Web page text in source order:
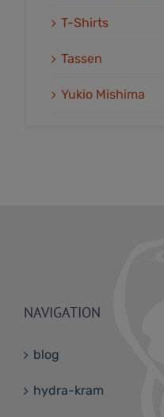
T-Shirts
Tassen
Yukio Mishima
NAVIGATION
blog
hydra-kram